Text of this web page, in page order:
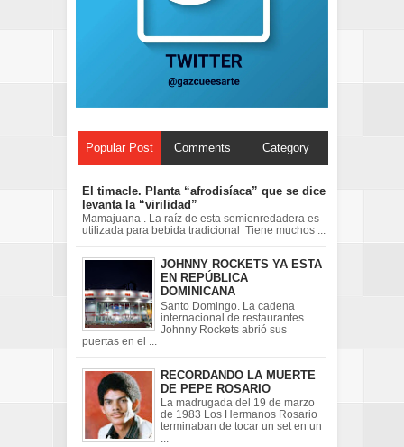
Popular Post Comments Category
El timacle. Planta “afrodisíaca” que se dice
levanta la “virilidad”
Mamajuana . La raíz de esta semienredadera es
utilizada para bebida tradicional Tiene muchos ...
JOHNNY ROCKETS YA ESTA
EN REPÚBLICA
DOMINICANA
Santo Domingo. La cadena
internacional de restaurantes
Johnny Rockets abrió sus
puertas en el ...
RECORDANDO LA MUERTE
DE PEPE ROSARIO
La madrugada del 19 de marzo
de 1983 Los Hermanos Rosario
terminaban de tocar un set en un
...